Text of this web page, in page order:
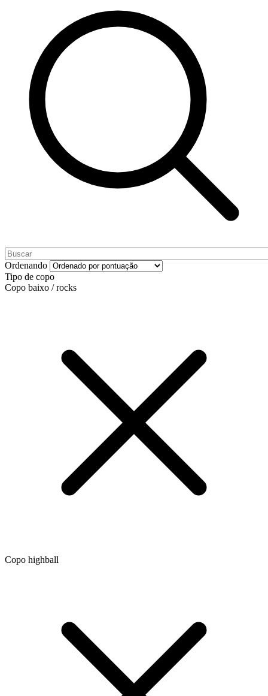
Ordenando
Tipo de copo
Copo baixo / rocks
Copo highball